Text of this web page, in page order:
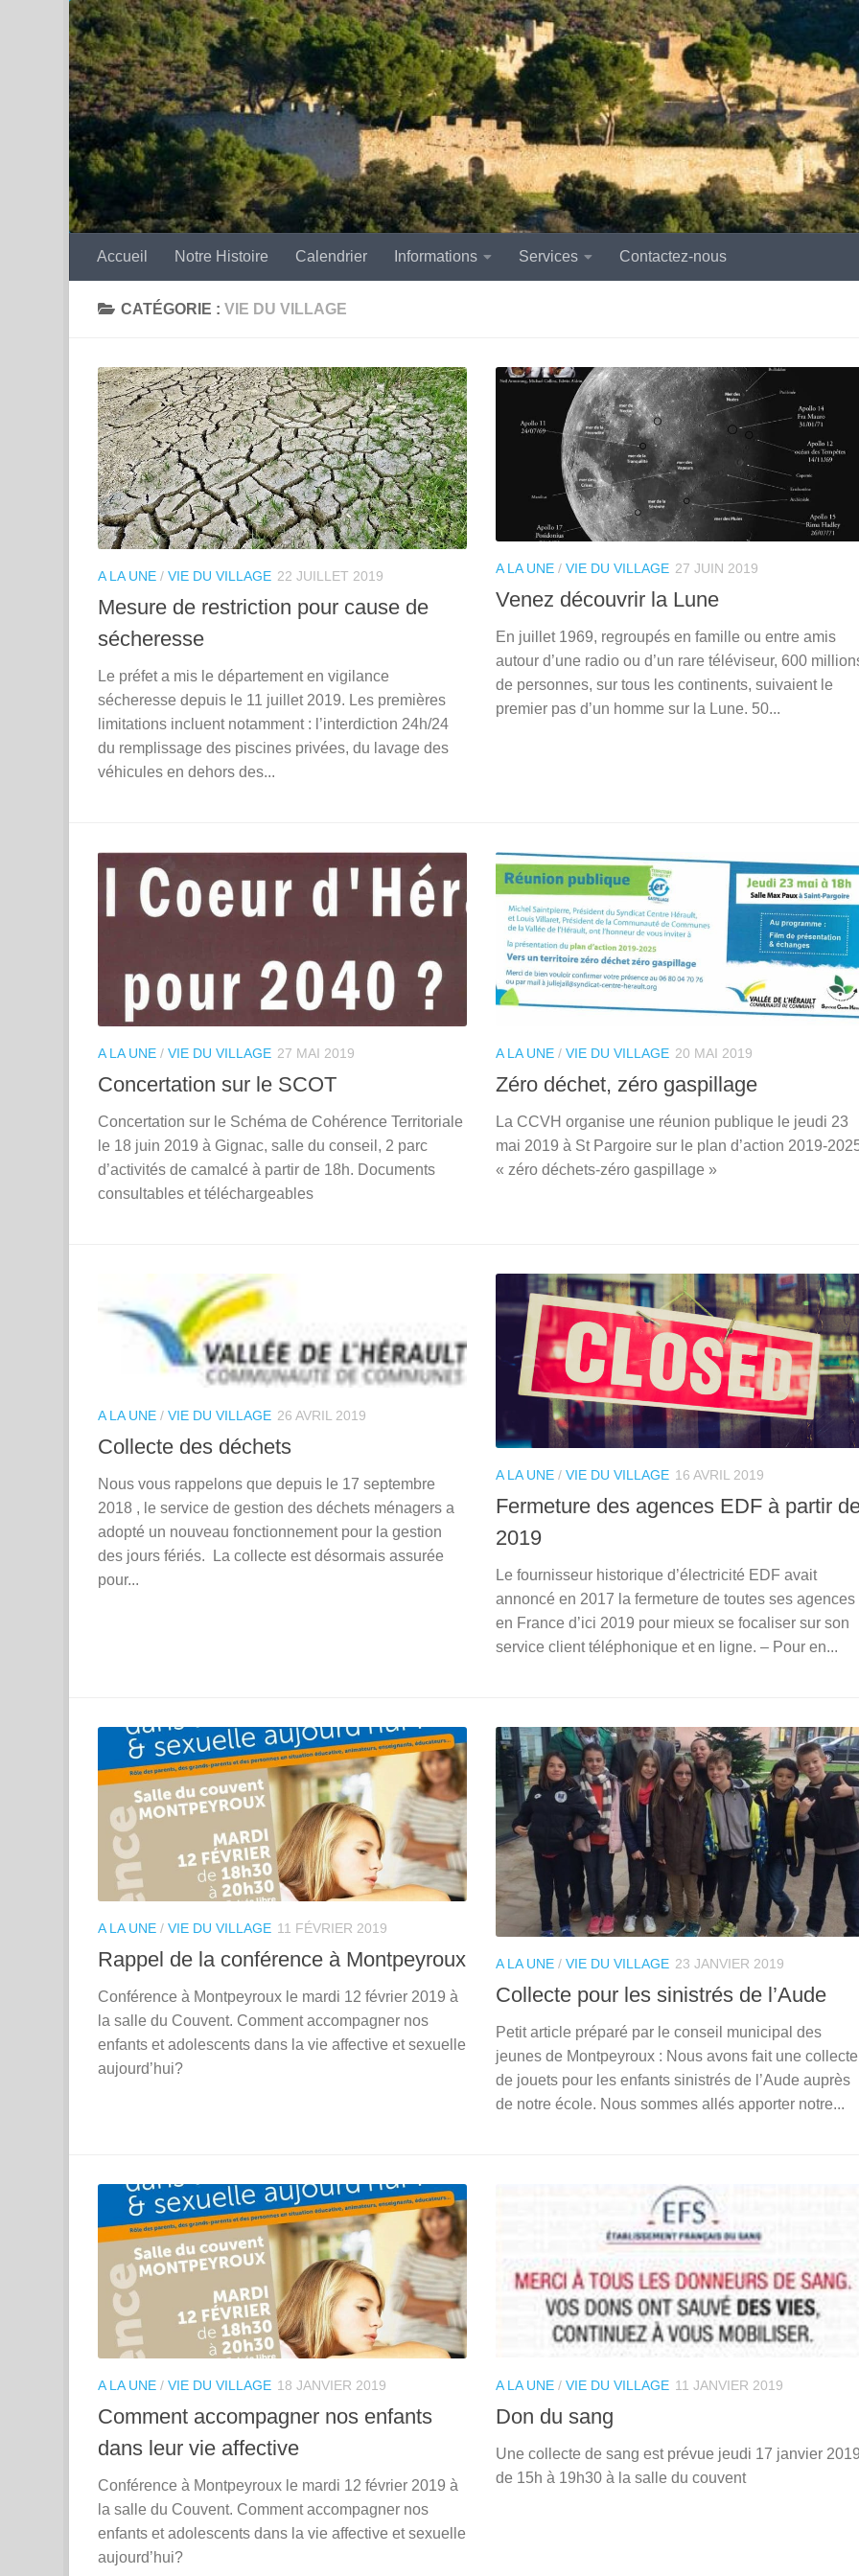
Skip to content
Accueil Notre Histoire Calendrier Informations Services Contactez-nous
CATÉGORIE : VIE DU VILLAGE
A LA UNE / VIE DU VILLAGE 22 JUILLET 2019
Mesure de restriction pour cause de
sécheresse
Le préfet a mis le département en vigilance
sécheresse depuis le 11 juillet 2019. Les premières
limitations incluent notamment : l’interdiction 24h/24
du remplissage des piscines privées, du lavage des
véhicules en dehors des...
A LA UNE / VIE DU VILLAGE 27 JUIN 2019
Venez découvrir la Lune
En juillet 1969, regroupés en famille ou entre amis
autour d’une radio ou d’un rare téléviseur, 600
de personnes, sur tous les continents, suivaient le
premier pas d’un homme sur la Lune. 50...
A LA UNE / VIE DU VILLAGE 27 MAI 2019
Concertation sur le SCOT
Concertation sur le Schéma de Cohérence Territoriale
le 18 juin 2019 à Gignac, salle du conseil, 2 parc
d’activités de camalcé à partir de 18h. Documents
consultables et téléchargeables
A LA UNE / VIE DU VILLAGE 20 MAI 2019
Zéro déchet, zéro gaspillage
La CCVH organise une réunion publique le jeudi 23
mai 2019 à St Pargoire sur le plan d’action 2019-
« zéro déchets-zéro gaspillage »
A LA UNE / VIE DU VILLAGE 26 AVRIL 2019
Collecte des déchets
Nous vous rappelons que depuis le 17 septembre
2018 , le service de gestion des déchets ménagers a
adopté un nouveau fonctionnement pour la gestion
des jours fériés. La collecte est désormais assurée
pour...
A LA UNE / VIE DU VILLAGE 16 AVRIL 2019
Fermeture des agences EDF à partir
2019
Le fournisseur historique d’électricité EDF avait
annoncé en 2017 la fermeture de toutes ses agences
en France d’ici 2019 pour mieux se focaliser sur son
service client téléphonique et en ligne. – Pour en...
A LA UNE / VIE DU VILLAGE 11 FÉVRIER 2019
Rappel de la conférence à Montpeyroux
Conférence à Montpeyroux le mardi 12 février 2019 à
la salle du Couvent. Comment accompagner nos
enfants et adolescents dans la vie affective et sexuelle
aujourd’hui?
A LA UNE / VIE DU VILLAGE 23 JANVIER 2019
Collecte pour les sinistrés de l’Aude
Petit article préparé par le conseil municipal des
jeunes de Montpeyroux : Nous avons fait une collecte
de jouets pour les enfants sinistrés de l’Aude auprès
de notre école. Nous sommes allés apporter notre...
A LA UNE / VIE DU VILLAGE 18 JANVIER 2019
Comment accompagner nos enfants
dans leur vie affective
Conférence à Montpeyroux le mardi 12 février 2019 à
la salle du Couvent. Comment accompagner nos
enfants et adolescents dans la vie affective et sexuelle
aujourd’hui?
A LA UNE / VIE DU VILLAGE 11 JANVIER 2019
Don du sang
Une collecte de sang est prévue jeudi 17 janvier
de 15h à 19h30 à la salle du couvent